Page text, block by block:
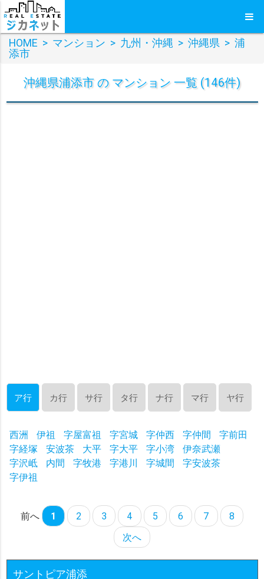
HOME > マンション > 九州・沖縄 > 沖縄県 > 浦
添市
沖縄県浦添市 の マンション 一覧 (146件)
ア行 カ行 サ行 タ行 ナ行 マ行 ヤ行
西洲 伊祖 字屋富祖 字宮城 字仲西 字仲間
字前田
字経塚
安波茶 大平 字大平 字小湾
伊奈武瀬
字沢岻
内間 字牧港 字港川 字城間
字安波茶
字伊祖
前へ 1 2 3 4 5 6 7
8
次へ
サントピア浦添